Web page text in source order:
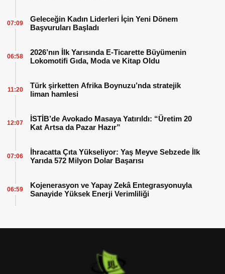
Geleceğin Kadın Liderleri İçin Yeni Dönem
Başvuruları Başladı
07:09
2026’nın İlk Yarısında E-Ticarette Büyümenin
Lokomotifi Gıda, Moda ve Kitap Oldu
06:58
Türk şirketten Afrika Boynuzu’nda stratejik
liman hamlesi
11:20
İSTİB’de Avokado Masaya Yatırıldı: “Üretim 20
Kat Artsa da Pazar Hazır”
12:07
İhracatta Çıta Yükseliyor: Yaş Meyve Sebzede İlk
Yarıda 572 Milyon Dolar Başarısı
07:06
Kojenerasyon ve Yapay Zekâ Entegrasyonuyla
Sanayide Yüksek Enerji Verimliliği
06:59